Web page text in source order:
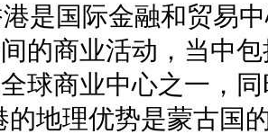
是国际金融和贸易
的商业活动，当中
球商业中心之一，
的地理优势是蒙古国